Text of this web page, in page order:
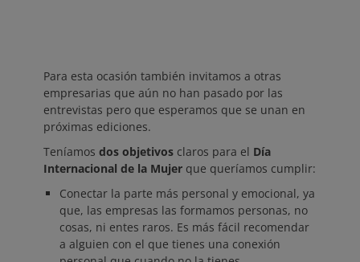
Para esta ocasión también invitamos a otras
empresarias que aún no han pasado por las
entrevistas pero que esperamos que se unan en
próximas ediciones.
Teníamos dos objetivos claros para el Día
Internacional de la Mujer que queríamos cumplir:
Conectar la parte más personal y emocional, ya
que, las empresas las formamos personas, no
cosas, ni entes raros. Es más fácil recomendar
a alguien con el que tienes una conexión